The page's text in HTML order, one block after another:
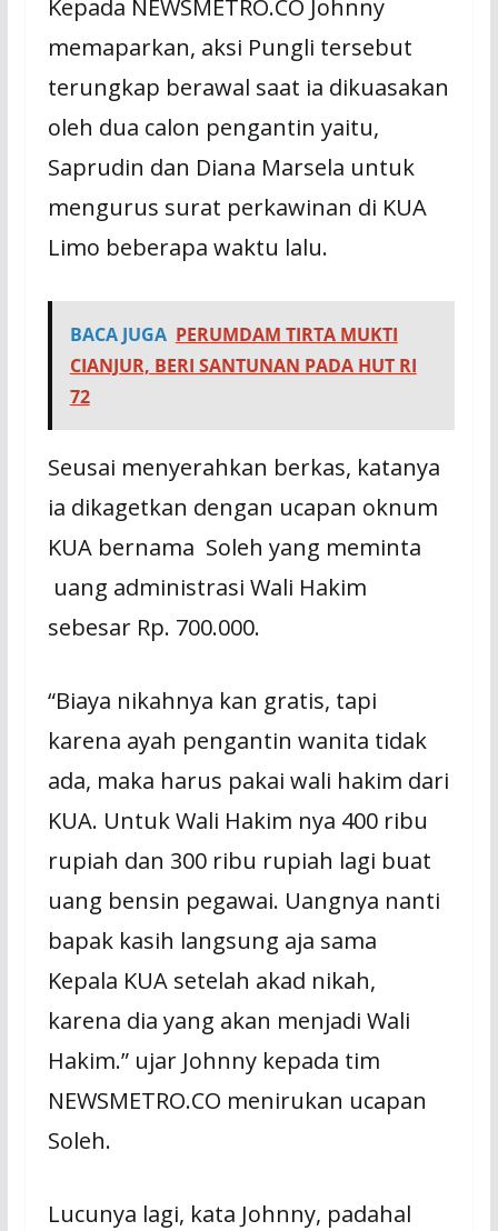
Kepada NEWSMETRO.CO Johnny
memaparkan, aksi Pungli tersebut
terungkap berawal saat ia dikuasakan
oleh dua calon pengantin yaitu,
Saprudin dan Diana Marsela untuk
mengurus surat perkawinan di KUA
Limo beberapa waktu lalu.
BACA JUGA PERUMDAM TIRTA MUKTI
CIANJUR, BERI SANTUNAN PADA HUT RI
72
Seusai menyerahkan berkas, katanya
ia dikagetkan dengan ucapan oknum
KUA bernama Soleh yang meminta
uang administrasi Wali Hakim
sebesar Rp. 700.000.
“Biaya nikahnya kan gratis, tapi
karena ayah pengantin wanita tidak
ada, maka harus pakai wali hakim dari
KUA. Untuk Wali Hakim nya 400 ribu
rupiah dan 300 ribu rupiah lagi buat
uang bensin pegawai. Uangnya nanti
bapak kasih langsung aja sama
Kepala KUA setelah akad nikah,
karena dia yang akan menjadi Wali
Hakim.” ujar Johnny kepada tim
NEWSMETRO.CO menirukan ucapan
Soleh.
Lucunya lagi, kata Johnny, padahal